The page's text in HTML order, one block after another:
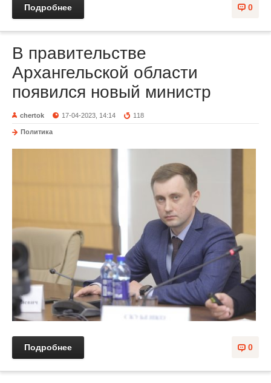
0
Подробнее
В правительстве
Архангельской области
появился новый министр
chertok 17-04-2023, 14:14 118
Политика
0
Подробнее